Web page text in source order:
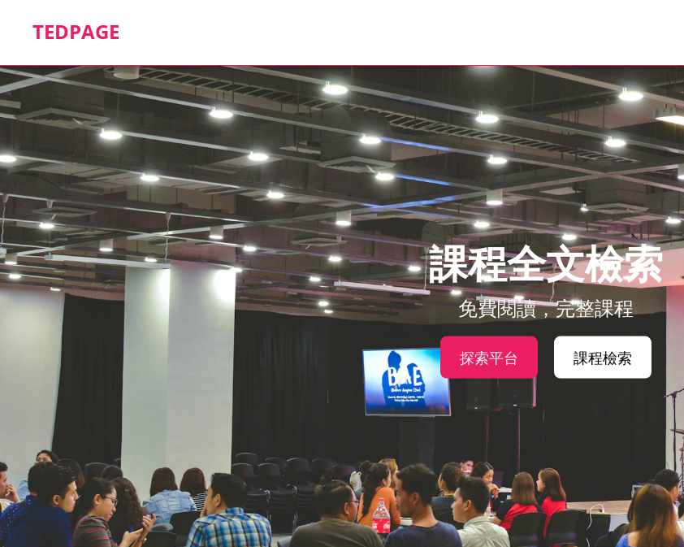
TEDPAGE
課程全文檢索
免費閱讀，完整課程
探索平台 課程檢索